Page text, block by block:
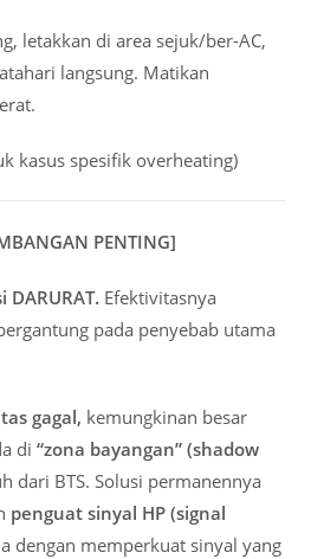
letakkan di area sejuk/ber-AC,
langsung. Matikan
kasus spesifik overheating)
PENTING]
Efektivitasnya
pada penyebab utama
gagal, kemungkinan besar
di“zona bayangan” (shadow
dari BTS. Solusi permanennya
penguat sinyal HP (signal
dengan memperkuat sinyal yang